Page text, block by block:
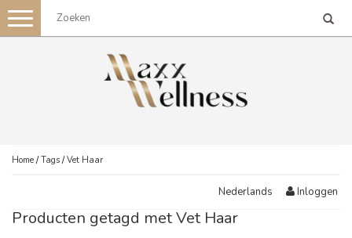
Toggle
navigation
Home /Tags /Vet Haar
Nederlands Inloggen
Producten getagd met Vet Haar